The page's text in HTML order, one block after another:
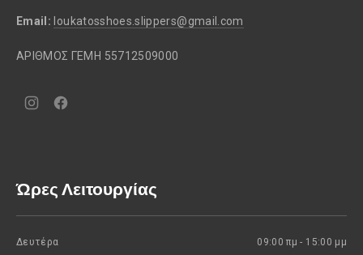
Email: loukatosshoes.slippers@gmail.com
ΑΡΙΘΜΟΣ ΓΕΜΗ 55712509000
Νέο
Νέο
Ώρες Λειτουργίας
Δευτέρα 09:00 πμ - 15:00 μμ